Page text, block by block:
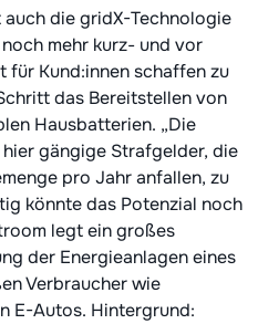
die gridX-Technologie
mehr kurz- und vor
Kund:innen schaffen zu
das Bereitstellen von
Hausbatterien. „Die
gängige Strafgelder, die
pro Jahr anfallen, zu
könnte das Potenzial noch
legt ein großes
der Energieanlagen eines
Verbraucher wie
E-Autos. Hintergrund: